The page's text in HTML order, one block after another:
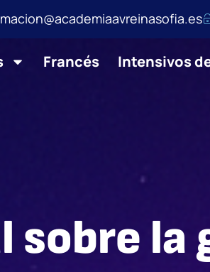
Francés Intensivos
sobre